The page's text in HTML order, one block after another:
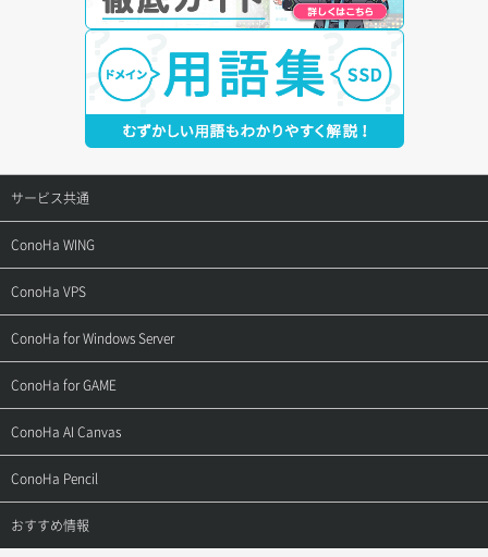
サービス共通
サポートトップ
ご契約・お支払い
お問い合わせ
ConoHa WING
サポートトップ
ご利用ガイド
よくある質問
ConoHa VPS
サポートトップ
ご利用ガイド
APIドキュメントVPS3.0
ConoHa for Windows Server
サポートトップ
ご利用ガイド
APIドキュメントVPS3.0
ConoHa for GAME
サポートトップ
ご利用ガイド
ConoHa AI Canvas
サポートトップ
ご利用ガイド
ConoHa Pencil
サポートトップ
おすすめ情報